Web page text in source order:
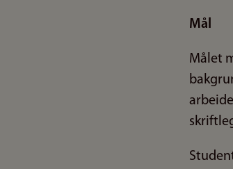
Mål
Målet